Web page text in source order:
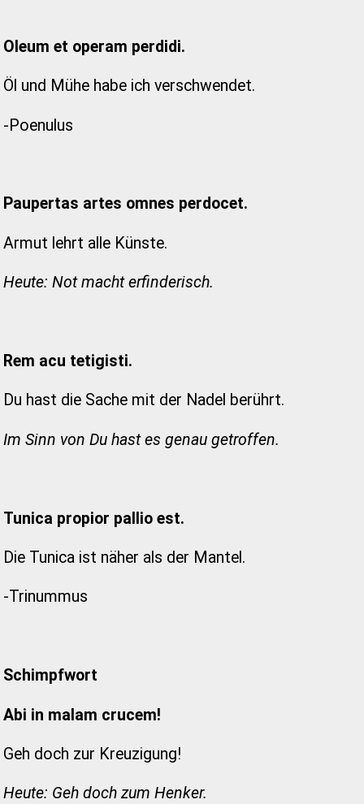
Oleum et operam perdidi.
Öl und Mühe habe ich verschwendet.
-Poenulus
Paupertas artes omnes perdocet.
Armut lehrt alle Künste.
Heute: Not macht erfinderisch.
Rem acu tetigisti.
Du hast die Sache mit der Nadel berührt.
Im Sinn von Du hast es genau getroffen.
Tunica propior pallio est.
Die Tunica ist näher als der Mantel.
-Trinummus
Schimpfwort
Abi in malam crucem!
Geh doch zur Kreuzigung!
Heute: Geh doch zum Henker.